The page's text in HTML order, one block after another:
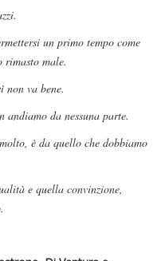
un primo tempo come
rimasto male.
va bene.
da nessuna parte.
è da quello che dobbiamo
e quella convinzione,